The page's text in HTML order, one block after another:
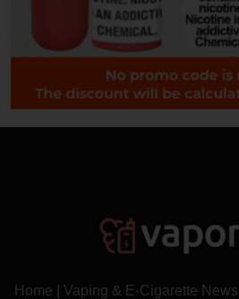
Home Vaping & E-Cigarette News